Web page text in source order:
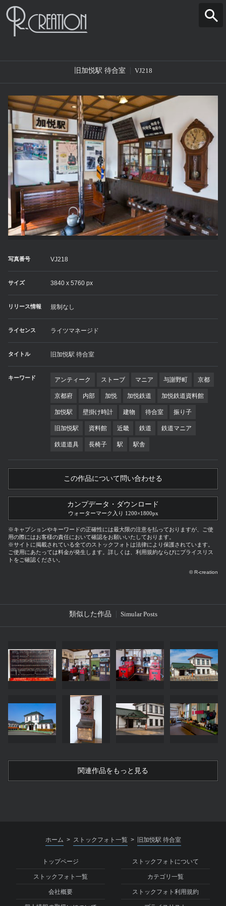
旧加悦駅 待合室 VJ218
写真番号 VJ218
サイズ 3840 x 5760 px
リリース情報 規制なし
ライセンス ライツマネージド
タイトル 旧加悦駅 待合室
キーワード アンティーク ストーブ マニア 与謝野町 京都
京都府 内部 加悦 加悦鉄道 加悦鉄道資料館
加悦駅 壁掛け時計 建物 待合室 振り子
旧加悦駅 資料館 近畿 鉄道 鉄道マニア
鉄道道具 長椅子 駅 駅舎
この作品について問い合わせる
カンプデータ・ダウンロード
ウォーターマーク入り 1200×1800px
※キャプションやキーワードの正確性には最大限の注意を払っておりますが、ご使
用の際にはお客様の責任において確認をお願いいたしております。
※サイトに掲載されている全てのストックフォトは法律により保護されています。
ご使用にあたっては料金が発生します。詳しくは、利用規約ならびにプライスリス
トをご確認ください。
© R-creation
類似した作品 Simular Posts
関連作品をもっと見る
ホーム > ストックフォト一覧 > 旧加悦駅 待合室
トップページ ストックフォトについて
ストックフォト一覧 カテゴリ一覧
会社概要 ストックフォト利用規約